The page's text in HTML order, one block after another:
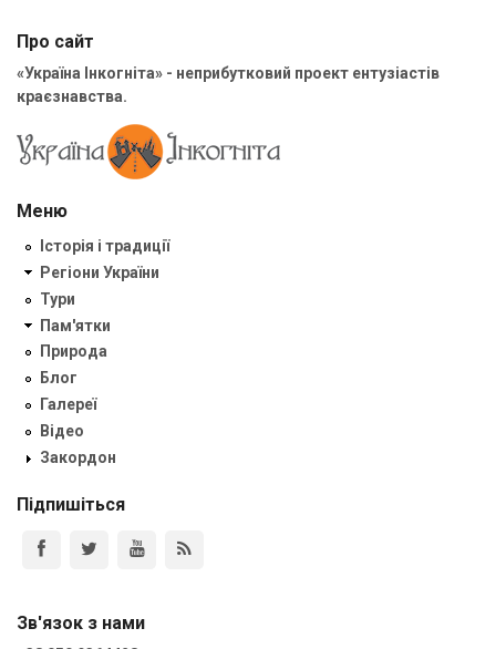
Про сайт
«Україна Інкогніта» - неприбутковий проект ентузіастів
краєзнавства.
Меню
Історія і традиції
Регіони України
Тури
Пам'ятки
Природа
Блог
Галереї
Відео
Закордон
Підпишіться
Зв'язок з нами